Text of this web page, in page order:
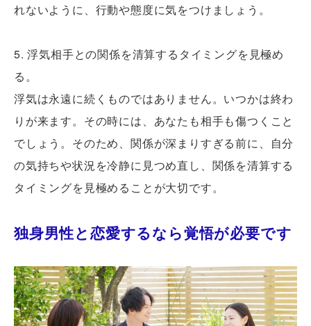
れないように、行動や態度に気をつけましょう。
5. 浮気相手との関係を清算するタイミングを見極め
る。
浮気は永遠に続くものではありません。いつかは終わ
りが来ます。その時には、あなたも相手も傷つくこと
でしょう。そのため、関係が深まりすぎる前に、自分
の気持ちや状況を冷静に見つめ直し、関係を清算する
タイミングを見極めることが大切です。
独身男性と恋愛するなら覚悟が必要です